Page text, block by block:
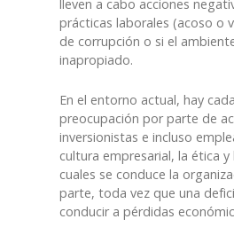
lleven a cabo acciones
prácticas laborales (acoso o
de corrupción o si el
inapropiado.
En el entorno actual, hay
preocupación por parte de
inversionistas e incluso
cultura empresarial, la ética
cuales se conduce la
parte, toda vez que una
conducir a pérdidas